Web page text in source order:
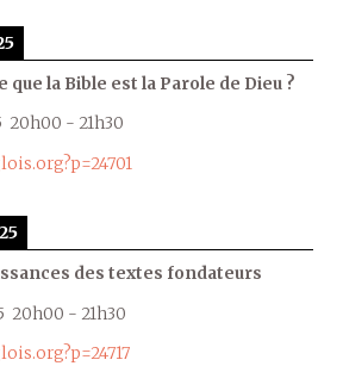
que la Bible est la Parole de Dieu ?
20h00 - 21h30
des textes fondateurs
20h00 - 21h30